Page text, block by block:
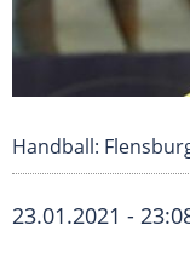
Handball:
23.01.2021 -